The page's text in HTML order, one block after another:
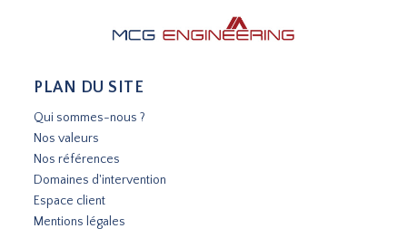
PLAN DU SITE
Qui sommes-nous ?
Nos valeurs
Nos références
Domaines d'intervention
Espace client
Mentions légales